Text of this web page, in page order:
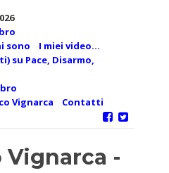
sono
I miei video…
su Pace, Disarmo,
Vignarca
Contatti
Vignarca -